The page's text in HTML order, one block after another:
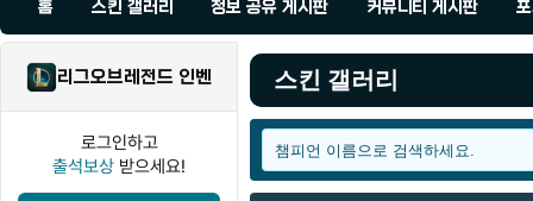
홈 스킨 갤러리 정보 공유 게시판 커뮤니티 게시판
리그오브레전드 인벤
로그인하고
출석보상 받으세요!
스킨 갤러리